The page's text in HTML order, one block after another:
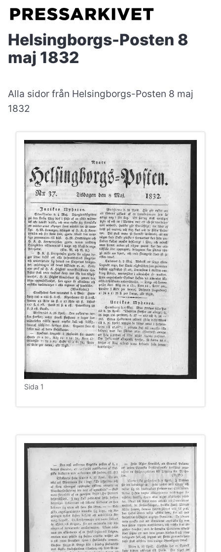
Helsingborgs-Posten 8
maj 1832
Alla sidor från Helsingborgs-Posten 8 maj
1832
Sida 1